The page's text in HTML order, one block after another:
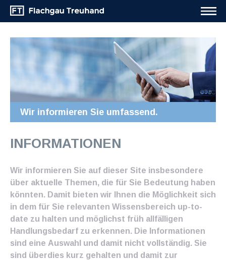
Wir informieren Sie umfassend.
INFORMATIONEN
Wir informieren Sie auf dieser Site insbesondere
über aktuelle Themen, die für Sie Bedeutung haben
könnten. Damit bieten wir Ihnen die Möglichkeit sich
in dem für Sie relevanten Wissensbereich up-to-
date zu halten und möglichst früh allfälligen
Handlungsbedarf zu erkennen. Die Informationen
sind eine Auswahl und damit nicht vollständig. Sie
sind überdies kurz gehalten und damit zur